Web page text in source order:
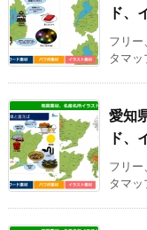
ド、
フリー
タマ
愛知
ド、
フリー
タマ